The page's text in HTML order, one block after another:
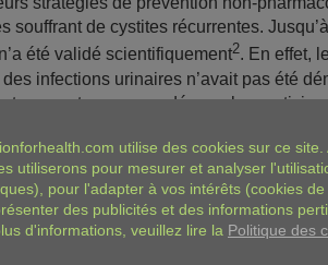
souffrant de cystites récurrentes.
été validé scientifiquement2. En effet,
infections urinaires n’avait pas été
souvent recommandée par les
essai clinique randomisé contrôlé
d’eau sur la prévention de la
le 1er octobre 2018. L’étude, réalisée
utilise des cookies sur ce
utiliserons pour mesurer et analyser
pour l'adapter à vos intérêts (cookies
des publicités et des informations
d'informations, veuillez lire la Politique des